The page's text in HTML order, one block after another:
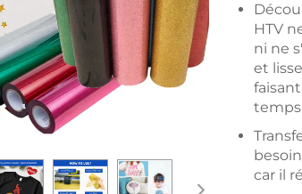
HTV
ni ne
et
car il